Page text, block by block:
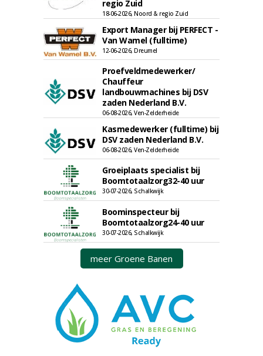
regio Zuid
18-06-2026, Noord & regio Zuid
Export Manager bij PERFECT -
Van Wamel (fulltime)
12-06-2026, Dreumel
Proefveldmedewerker/
Chauffeur
landbouwmachines bij DSV
zaden Nederland B.V.
06-08-2026, Ven-Zelderheide
Kasmedewerker (fulltime) bij
DSV zaden Nederland B.V.
06-08-2026, Ven-Zelderheide
Groeiplaats specialist bij
Boomtotaalzorg32-40 uur
30-07-2026, Schalkwijk
Boominspecteur bij
Boomtotaalzorg24-40 uur
30-07-2026, Schalkwijk
meer Groene Banen